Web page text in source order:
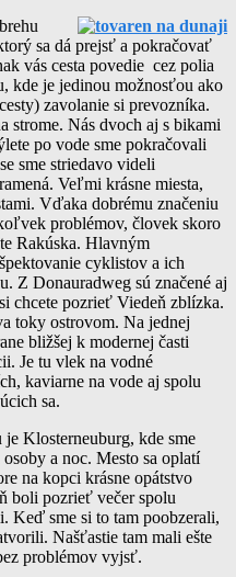
sa dá prejsť a pokračovať
vás cesta povedie cez polia
kde je jedinou možnosťou ako
zavolanie si prevozníka.
strome. Nás dvoch aj s bikami
po vode sme pokračovali
sme striedavo videli
Veľmi krásne miesta,
Vďaka dobrému značeniu
problémov, človek skoro
Rakúska. Hlavným
cyklistov a ich
Z Donauradweg sú značené aj
chcete pozrieť Viedeň zblízka.
toky ostrovom. Na jednej
bližšej k modernej časti
Je tu vlek na vodné
kaviarne na vode aj spolu
sa.
Klosterneuburg, kde sme
a noc. Mesto sa oplatí
na kopci krásne opátstvo
boli pozrieť večer spolu
Keď sme si to tam poobzerali,
Našťastie tam mali ešte
problémov vyjsť.